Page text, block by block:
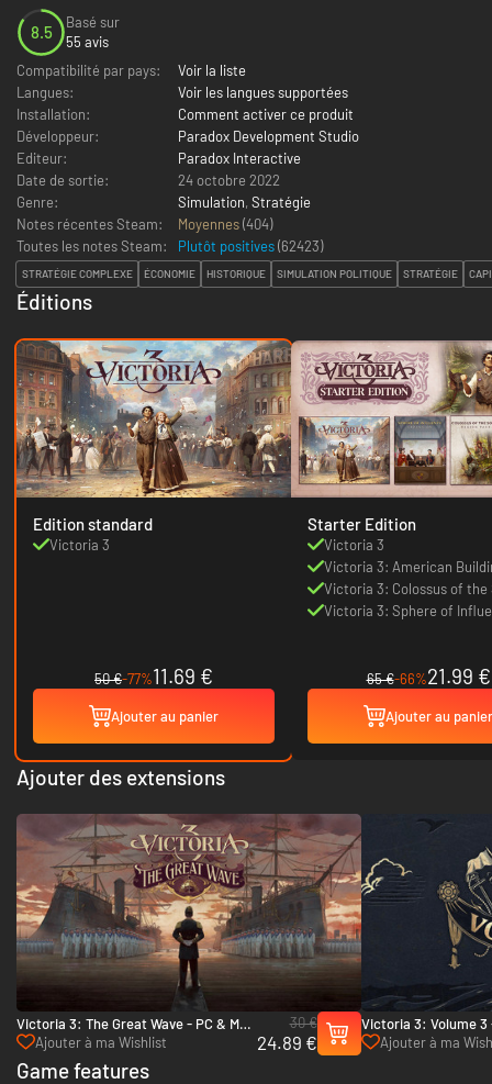
8.5
Basé sur
55 avis
Compatibilité par pays:
Voir la liste
Langues:
Voir les langues supportées
Installation:
Comment activer ce produit
Développeur:
Paradox Development Studio
Editeur:
Paradox Interactive
Date de sortie:
24 octobre 2022
Genre:
Simulation, Stratégie
Notes récentes Steam:
Moyennes(404)
Toutes les notes Steam:
Plutôt positives(62423)
STRATÉGIE COMPLEXE ÉCONOMIE HISTORIQUE SIMULATION POLITIQUE STRATÉGIE
Éditions
Edition standard
Victoria 3
50 €-77%11.69 €
Ajouter au panier
Starter Edition
Victoria 3
Victoria 3: American
Victoria 3: Colossus of the
Victoria 3: Sphere of
65 €-66%21.99 €
Ajouter au panier
Ajouter des extensions
Victoria 3: The Great Wave - PC & Mac
(Steam)
Ajouter à ma Wishlist
30 €
24.89 €
Victoria 3: Volume 3
(Steam)
Ajouter à ma
Game features